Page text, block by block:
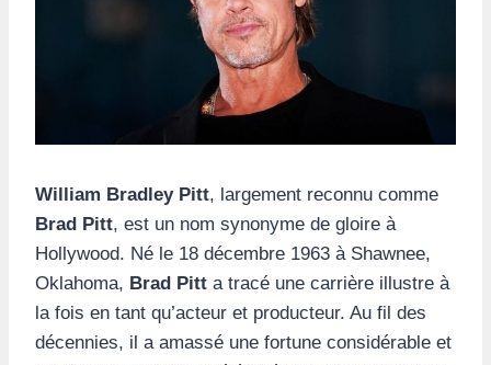
William Bradley Pitt, largement reconnu comme
Brad Pitt, est un nom synonyme de gloire à
Hollywood. Né le 18 décembre 1963 à Shawnee,
Oklahoma, Brad Pitt a tracé une carrière illustre à
la fois en tant qu’acteur et producteur. Au fil des
décennies, il a amassé une fortune considérable et